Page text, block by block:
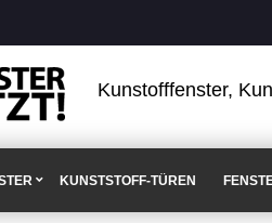
Kunstofffenster,
KUNSTSTOFF-TÜREN